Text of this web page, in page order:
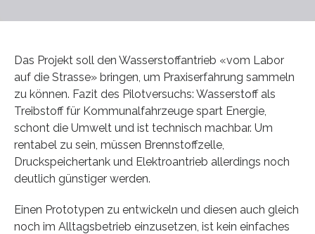
Das Projekt soll den Wasserstoffantrieb «vom Labor
auf die Strasse» bringen, um Praxiserfahrung sammeln
zu können. Fazit des Pilotversuchs: Wasserstoff als
Treibstoff für Kommunalfahrzeuge spart Energie,
schont die Umwelt und ist technisch machbar. Um
rentabel zu sein, müssen Brennstoffzelle,
Druckspeichertank und Elektroantrieb allerdings noch
deutlich günstiger werden.
Einen Prototypen zu entwickeln und diesen auch gleich
noch im Alltagsbetrieb einzusetzen, ist kein einfaches